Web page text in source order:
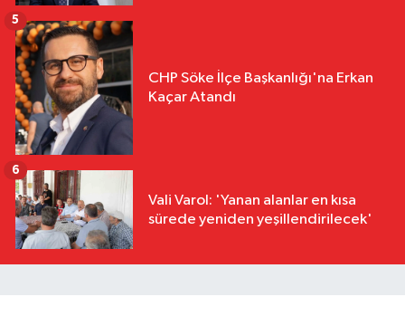
CHP Söke İlçe Başkanlığı'na Erkan
Kaçar Atandı
5
Vali Varol: 'Yanan alanlar en kısa
sürede yeniden yeşillendirilecek'
6